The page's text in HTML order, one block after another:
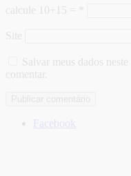
calcule 10+15 =
Site
Salvar meus dados
comentar.
Facebook